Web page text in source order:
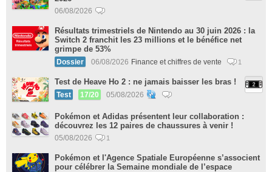
06/08/2026
Résultats trimestriels de Nintendo au 30 juin 2026 : la
Switch 2 franchit les 23 millions et le bénéfice net
grimpe de 53%
Dossier 06/08/2026 Finance et chiffres de vente 1
Test de Heave Ho 2 : ne jamais baisser les bras !
Test 17/20 05/08/2026
Pokémon et Adidas présentent leur collaboration :
découvrez les 12 paires de chaussures à venir !
05/08/2026 1
Pokémon et l'Agence Spatiale Européenne s’associent
pour célébrer la Semaine mondiale de l’espace